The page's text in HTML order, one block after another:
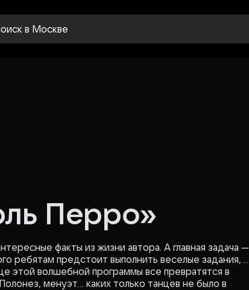
в Москве
Перро»
факты из жизни автора. А главная задача —
ребятам предстоит выполнить веселые задания, в
этой волшебной программы все превратятся в
менуэт… каких только танцев не было в